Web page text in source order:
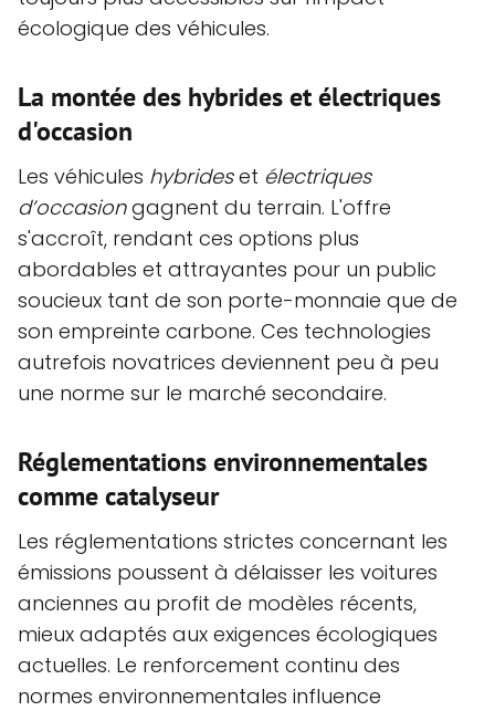
écologique des véhicules.
La montée des hybrides et électriques
d'occasion
Les véhicules hybrideset électriques
d’occasiongagnent du terrain. L'offre
s'accroît, rendant ces options plus
abordables et attrayantes pour un public
soucieux tant de son porte-monnaie que de
son empreinte carbone. Ces technologies
autrefois novatrices deviennent peu à peu
une norme sur le marché secondaire.
Réglementations environnementales
comme catalyseur
Les réglementations strictes concernant les
émissions poussent à délaisser les voitures
anciennes au profit de modèles récents,
mieux adaptés aux exigences écologiques
actuelles. Le renforcement continu des
normes environnementales influence